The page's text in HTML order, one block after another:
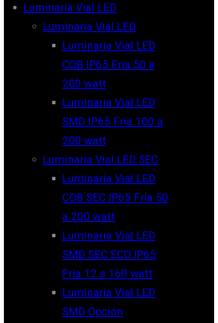
Luminaria Vial LED
Luminaria Vial LED
Luminaria Vial LED
COB IP65 Fría 50 a
200 watt
Luminaria Vial LED
SMD IP65 Fría 100 a
200 watt
Luminaria Vial LED SEC
Luminaria Vial LED
COB SEC IP65 Fría 50
a 200 watt
Luminaria Vial LED
SMD SEC ECO IP65
Fría 12 a 160 watt
Luminaria Vial LED
SMD Opción